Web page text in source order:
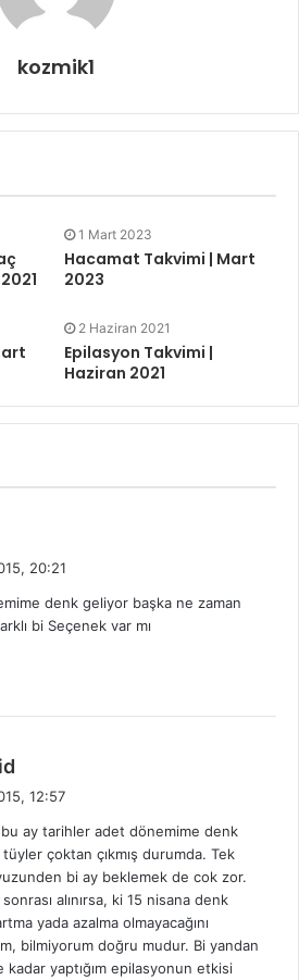
kozmik1
1 Mart 2023
Hacamat Takvimi | Mart
2023
2 Haziran 2021
Epilasyon Takvimi |
Haziran 2021
20:21
denk geliyor başka ne zaman
bi Seçenek var mı
i
k
i
12:57
ay tarihler adet dönemime denk
çoktan çıkmış durumda. Tek
bi ay beklemek de cok zor.
alınırsa, ki 15 nisana denk
yada azalma olmayacağını
bilmiyorum doğru mudur. Bi yandan
kadar yaptığım epilasyonun etkisi